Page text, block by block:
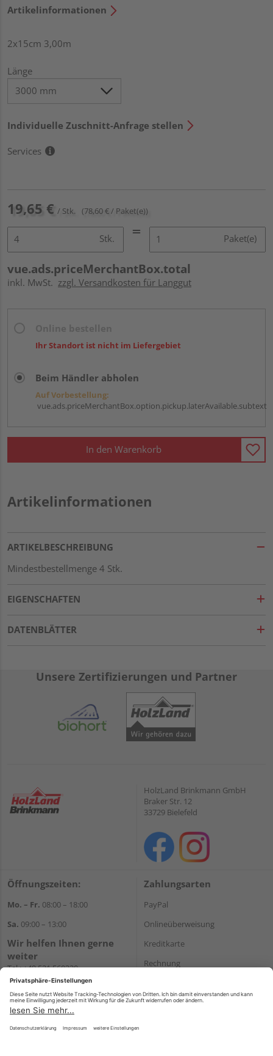
Artikelinformationen
2x15cm 3,00m
Länge
Individuelle Zuschnitt-Anfrage stellen
Services
19,65 € / Stk. (78,60 € / Paket(e))
Stk. Paket(e)
vue.ads.priceMerchantBox.total
inkl. MwSt. zzgl. Versandkosten für Langgut
Ihr Standort ist nicht im Liefergebiet
Beim Händler abholen
Auf Vorbestellung:
vue.ads.priceMerchantBox.option.pickup.laterAvailable.subtext
In den Warenkorb
Artikelinformationen
ARTIKELBESCHREIBUNG
Mindestbestellmenge 4 Stk.
EIGENSCHAFTEN
DATENBLÄTTER
Unsere Zertifizierungen und Partner
HolzLand Brinkmann GmbH
Braker Str. 12
33729 Bielefeld
Öffnungszeiten:
Mo. – Fr. 08:00 – 18:00
Sa. 09:00 – 13:00
Wir helfen Ihnen gerne
weiter
Tel.:+49 521 560320
E-Mail:shop@holzland-
brinkmann.de
Zahlungsarten
PayPal
Onlineüberweisung
Kreditkarte
Rechnung
Versand